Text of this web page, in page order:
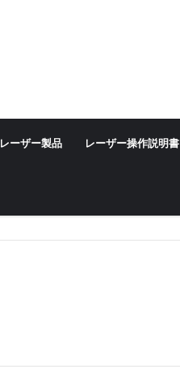
レーザー製品 レーザー操作説明書